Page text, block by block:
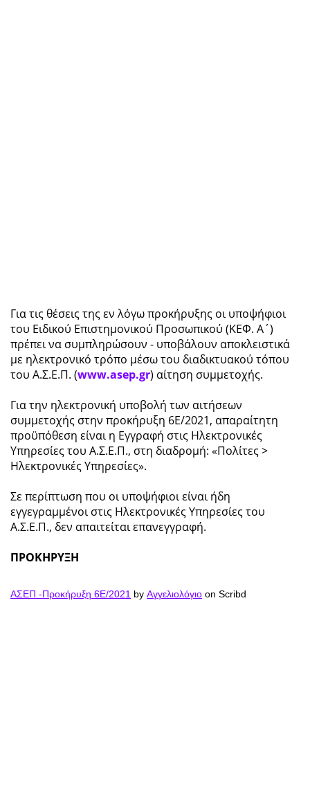
Για τις θέσεις της εν λόγω προκήρυξης οι υποψήφιοι
του Ειδικού Επιστημονικού Προσωπικού (ΚΕΦ. Α΄)
πρέπει να συμπληρώσουν - υποβάλουν αποκλειστικά
με ηλεκτρονικό τρόπο μέσω του διαδικτυακού τόπου
του Α.Σ.Ε.Π. (www.asep.gr) αίτηση συμμετοχής.
Για την ηλεκτρονική υποβολή των αιτήσεων
συμμετοχής στην προκήρυξη 6Ε/2021, απαραίτητη
προϋπόθεση είναι η Εγγραφή στις Ηλεκτρονικές
Υπηρεσίες του Α.Σ.Ε.Π., στη διαδρομή: «Πολίτες >
Ηλεκτρονικές Υπηρεσίες».
Σε περίπτωση που οι υποψήφιοι είναι ήδη
εγγεγραμμένοι στις Ηλεκτρονικές Υπηρεσίες του
Α.Σ.Ε.Π., δεν απαιτείται επανεγγραφή.
ΠΡΟΚΗΡΥΞΗ
ΑΣΕΠ -Προκήρυξη 6Ε/2021 by Αγγελιολόγιο on Scribd